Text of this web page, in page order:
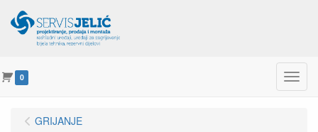
0 Menu
GRIJANJE